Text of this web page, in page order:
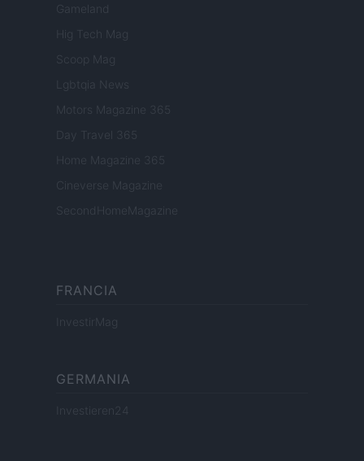
Gameland
Hig Tech Mag
Scoop Mag
Lgbtqia News
Motors Magazine 365
Day Travel 365
Home Magazine 365
Cineverse Magazine
SecondHomeMagazine
FRANCIA
InvestirMag
GERMANIA
Investieren24